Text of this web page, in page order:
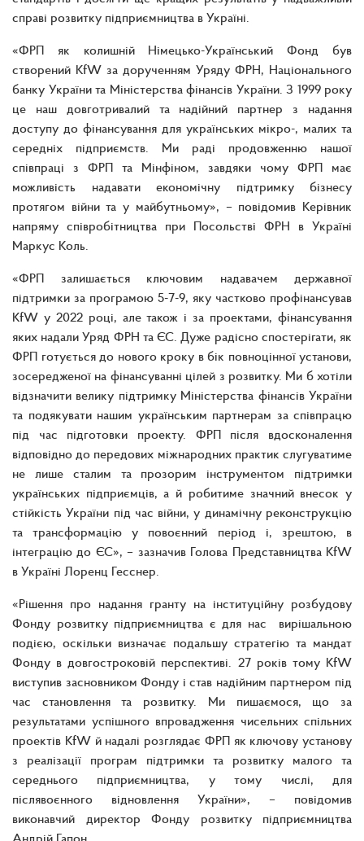
справі розвитку підприємництва в Україні.
«ФРП як колишній Німецько-Український Фонд був
створений KfW за дорученням Уряду ФРН, Національного
банку України та Міністерства фінансів України. З 1999 року
це наш довготривалий та надійний партнер з надання
доступу до фінансування для українських мікро-, малих та
середніх підприємств. Ми раді продовженню нашої
співпраці з ФРП та Мінфіном, завдяки чому ФРП має
можливість надавати економічну підтримку бізнесу
протягом війни та у майбутньому», – повідомив Керівник
напряму співробітництва при Посольстві ФРН в Україні
Маркус Коль.
«ФРП залишається ключовим надавачем державної
підтримки за програмою 5-7-9, яку частково профінансував
KfW у 2022 році, але також і за проектами, фінансування
яких надали Уряд ФРН та ЄС. Дуже радісно спостерігати, як
ФРП готується до нового кроку в бік повноцінної установи,
зосередженої на фінансуванні цілей з розвитку. Ми б хотіли
відзначити велику підтримку Міністерства фінансів України
та подякувати нашим українським партнерам за співпрацю
під час підготовки проекту. ФРП після вдосконалення
відповідно до передових міжнародних практик слугуватиме
не лише сталим та прозорим інструментом підтримки
українських підприємців, а й робитиме значний внесок у
стійкість України під час війни, у динамічну реконструкцію
та трансформацію у повоєнний період і, зрештою, в
інтеграцію до ЄС», – зазначив Голова Представництва KfW
в Україні Лоренц Гесснер.
«Рішення про надання гранту на інституційну розбудову
Фонду розвитку підприємництва є для нас вирішальною
подією, оскільки визначає подальшу стратегію та мандат
Фонду в довгостроковій перспективі. 27 років тому KfW
виступив засновником Фонду і став надійним партнером під
час становлення та розвитку. Ми пишаємося, що за
результатами успішного впровадження чисельних спільних
проектів KfW й надалі розглядає ФРП як ключову установу
з реалізації програм підтримки та розвитку малого та
середнього підприємництва, у тому числі, для
післявоєнного відновлення України», – повідомив
виконавчий директор Фонду розвитку підприємництва
Андрій Гапон.